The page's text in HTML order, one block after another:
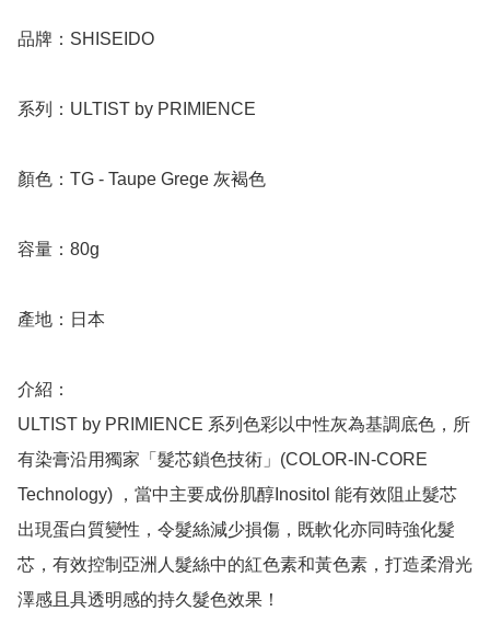
品牌：SHISEIDO
系列：ULTIST by PRIMIENCE
顏色：TG - Taupe Grege 灰褐色
容量：80g
產地：日本
介紹：
ULTIST by PRIMIENCE 系列色彩以中性灰為基調底色，所
有染膏沿用獨家「髮芯鎖色技術」(COLOR-IN-CORE
Technology) ，當中主要成份肌醇Inositol 能有效阻止髮芯
出現蛋白質變性，令髮絲減少損傷，既軟化亦同時強化髮
芯，有效控制亞洲人髮絲中的紅色素和黃色素，打造柔滑光
澤感且具透明感的持久髮色效果！